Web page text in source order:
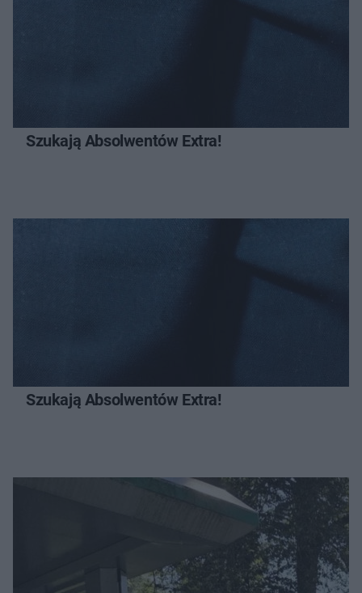
Szukają Absolwentów Extra!
Szukają Absolwentów Extra!